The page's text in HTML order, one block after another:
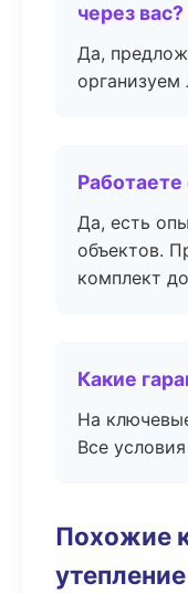
через вас?
Да,
организуем
Да, есть
объектов.
комплект
Какие
На
Все
Похожие
утепление